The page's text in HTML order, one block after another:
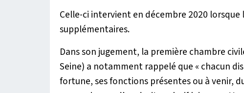
Celle-ci intervient en décembre 2020
supplémentaires.
Dans son jugement, la première chambre
Seine) a notamment rappelé que « chacun
fortune, ses fonctions présentes ou à venir,